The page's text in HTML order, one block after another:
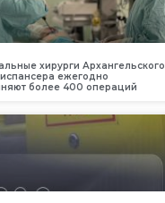
хирурги Архангельского
ежегодно
более 400 операций